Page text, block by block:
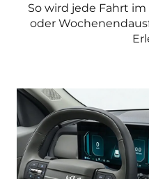
So wird jede Fahrt
oder